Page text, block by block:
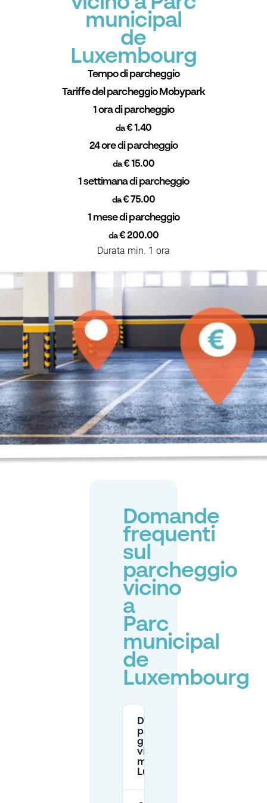
municipal
de
Luxembourg
Tempo di parcheggio
Tariffe del parcheggio Mobypark
1 ora di parcheggio
da€ 1.40
24 ore di parcheggio
da€ 15.00
1 settimana di parcheggio
da€ 75.00
1 mese di parcheggio
da€ 200.00
Durata min. 1 ora
Domande
frequenti
sul
parcheggio
vicino
a
Parc
municipal
de
Luxembourg
Dove posso
parcheggiare
gratuitamente
vicino al Parc
municipal de
Luxembourg?